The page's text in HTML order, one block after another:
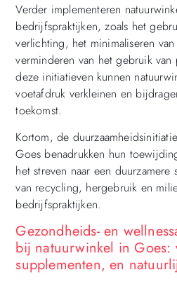
Verder implementeren
bedrijfspraktijken, zoals het
verlichting, het minimaliseren
verminderen van het gebruik
deze initiatieven kunnen
voetafdruk verkleinen en
toekomst.
Kortom, de
Goes benadrukken hun
het streven naar een
van recycling, hergebruik en
bedrijfspraktijken.
Gezondheids- en
bij natuurwinkel in Goes:
supplementen, en